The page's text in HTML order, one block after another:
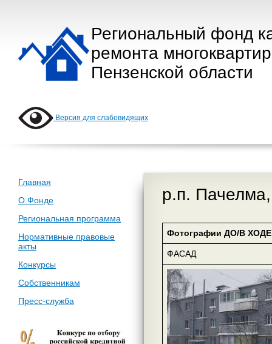
Региональный фонд
ремонта
Пензенской области
Версия для слабовидящих
Главная
О Фонде
Региональная программа
Нормативные правовые
акты
Конкурсы
Собственникам
Пресс-служба
р.п.
Фотографии ДО/В ХОДЕ
ФАСАД